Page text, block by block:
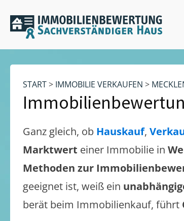
START> IMMOBILIE VERKAUFEN >
Ganz gleich, ob Hauskauf,
Marktwert einer Immobilie in
Methoden zur
geeignet ist, weiß ein
berät beim Immobilienkauf, führt